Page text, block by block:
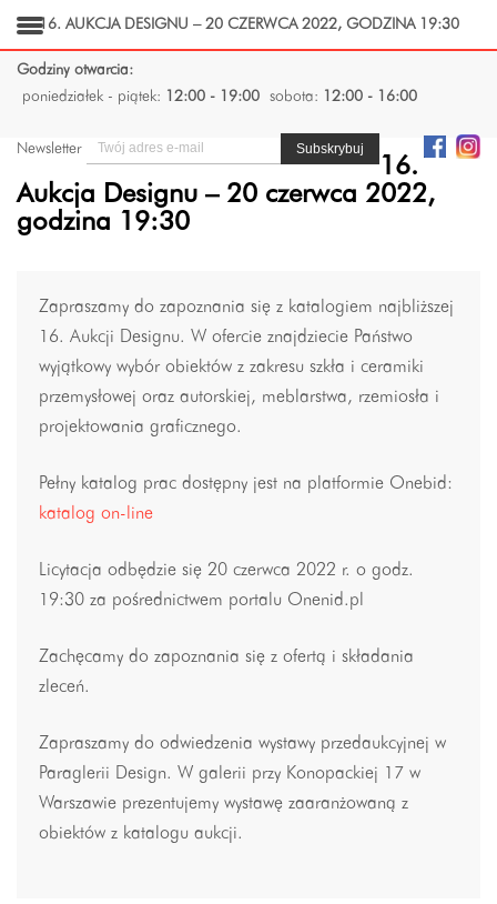
Godziny otwarcia:
poniedziałek - piątek:
12:00 - 19:00 sobota: 12:00 - 16:00
Newsletter
16.
Aukcja Designu – 20 czerwca 2022,
godzina 19:30
Zapraszamy do zapoznania się z katalogiem najbliższej
16. Aukcji Designu. W ofercie znajdziecie Państwo
wyjątkowy wybór obiektów z zakresu szkła i ceramiki
przemysłowej oraz autorskiej, meblarstwa, rzemiosła i
projektowania graficznego.
Pełny katalog prac dostępny jest na platformie Onebid:
katalog on-line
Licytacja odbędzie się 20 czerwca 2022 r. o godz.
19:30 za pośrednictwem portalu Onenid.pl
Zachęcamy do zapoznania się z ofertą i składania
zleceń.
Zapraszamy do odwiedzenia wystawy przedaukcyjnej w
Paraglerii Design. W galerii przy Konopackiej 17 w
Warszawie prezentujemy wystawę zaaranżowaną z
obiektów z katalogu aukcji.
16. AUKCJA DESIGNU – 20 CZERWCA 2022, GODZINA 19:30